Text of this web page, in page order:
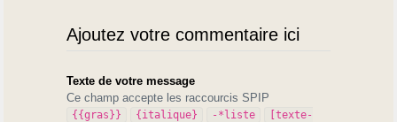
Ajoutez votre commentaire ici
Texte de votre message
Ce champ accepte les raccourcis SPIP
{{gras}} {italique} -*liste
[texte-